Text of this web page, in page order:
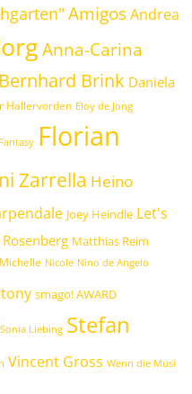
Amigos Andrea
Anna-Carina
Bernhard Brink Daniela
Hallervorden Eloy de Jong
Fantasy Florian
Zarrella Heino
Joey Heindle Let's
Matthias Reim
Michelle Nicole Nino de Angelo
smago! AWARD
Sonia Liebing Stefan
Vincent Gross Wenn die Musi